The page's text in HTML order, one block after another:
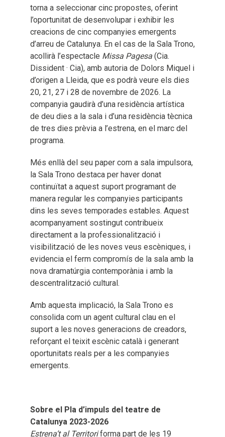
torna a seleccionar cinc propostes, oferint
l’oportunitat de desenvolupar i exhibir les
creacions de cinc companyies emergents
d’arreu de Catalunya. En el cas de la Sala Trono,
acollirà l’espectacle Missa Pagesa (Cia.
Dissident · Cia), amb autoria de Dolors Miquel i
d’origen a Lleida, que es podrà veure els dies
20, 21, 27 i 28 de novembre de 2026. La
companyia gaudirà d’una residència artística
de deu dies a la sala i d’una residència tècnica
de tres dies prèvia a l’estrena, en el marc del
programa.
Més enllà del seu paper com a sala impulsora,
la Sala Trono destaca per haver donat
continuïtat a aquest suport programant de
manera regular les companyies participants
dins les seves temporades estables. Aquest
acompanyament sostingut contribueix
directament a la professionalització i
visibilització de les noves veus escèniques, i
evidencia el ferm compromís de la sala amb la
nova dramatúrgia contemporània i amb la
descentralització cultural.
Amb aquesta implicació, la Sala Trono es
consolida com un agent cultural clau en el
suport a les noves generacions de creadors,
reforçant el teixit escènic català i generant
oportunitats reals per a les companyies
emergents.
Sobre el Pla d’impuls del teatre de
Catalunya 2023-2026
Estrena’t al Territoriforma part de les 19